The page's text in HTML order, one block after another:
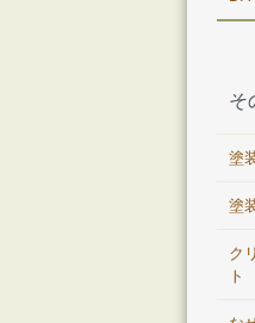
そ
塗
塗
ク
ト